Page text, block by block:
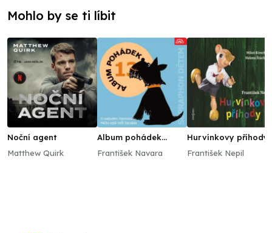
Mohlo by se ti líbit
Noční agent
Matthew Quirk
Album pohádek
13. (O nastydlém
František Navara
Hurvínkovy příhody
František Nepil